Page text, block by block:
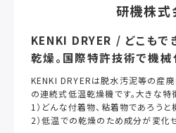
研機株式
KENKI DRYER / どこもで
乾燥。国際特許技術で機械
KENKI DRYERは脱水汚泥等の産
の連続式低温乾燥機です。大きな特
1）どんな付着物、粘着物であろうと
2）低温での乾燥のため成分が変化